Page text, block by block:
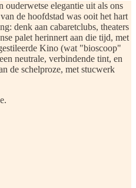
ouderwetse elegantie uit als ons
de hoofdstad was ooit het hart
denk aan cabaretclubs, theaters
palet herinnert aan die tijd, met
Kino (wat "bioscoop"
neutrale, verbindende tint, en
de schelproze, met stucwerk